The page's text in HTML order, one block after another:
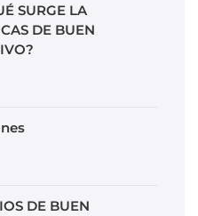
SURGE LA
DE BUEN
DE BUEN